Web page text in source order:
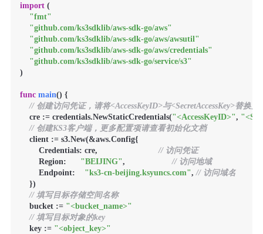
import (
"fmt"
"github.com/ks3sdklib/aws-sdk-go/aws"
"github.com/ks3sdklib/aws-sdk-go/aws/awsutil"
"github.com/ks3sdklib/aws-sdk-go/aws/credentials"
"github.com/ks3sdklib/aws-sdk-go/service/s3"
)
func main() {
// 创建访问凭证，请将<AccessKeyID>与<SecretAccessKey>替换为
    cre := credentials.NewStaticCredentials(
"<AccessKeyID>",
// 创建KS3客户端，更多配置项请查看初始化文档
    client := s3.New(&aws.Config{
        Credentials: cre,
// 访问凭证
        Region:
"BEIJING", // 访问地域
        Endpoint:
"ks3-cn-beijing.ksyuncs.com", // 访问域名
    })
// 填写目标存储空间名称
bucket := "<bucket_name>"
// 填写目标对象的key
key := "<object_key>"